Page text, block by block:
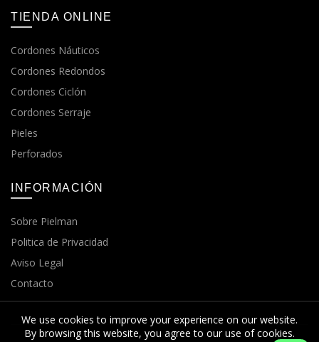
TIENDA ONLINE
Cordones Náuticos
Cordones Redondos
Cordones Ciclón
Cordones Serraje
Pieles
Perforados
INFORMACIÓN
Sobre Pielman
Politica de Privacidad
Aviso Legal
Contacto
We use cookies to improve your experience on our website.
By browsing this website, you agree to our use of cookies.